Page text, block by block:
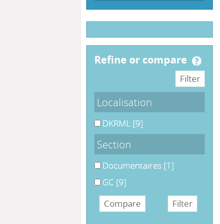
refine or compare
Localisation
DKRML [9]
Section
Documentaires [1]
GC [9]